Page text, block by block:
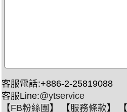
客服電話:+886-2-25819088
客服Line:@ytservice
【FB粉絲團 】 【服務條款】 【